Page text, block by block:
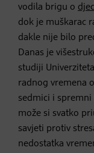
vodila brigu o
dok je muškarac
dakle nije bilo
Danas je
studiji
radnog vremena
sedmici i
može si svatko
savjeti protiv
nedostatka